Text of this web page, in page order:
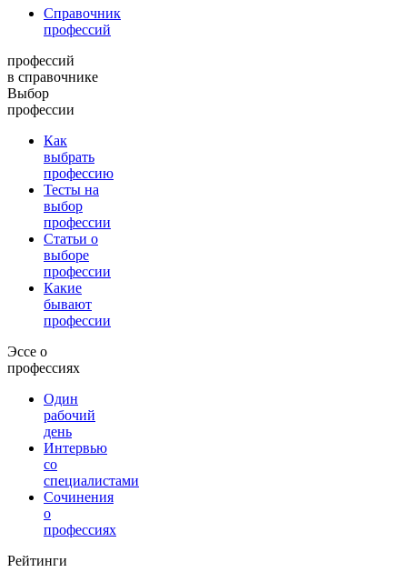
Справочник
профессий
профессий
в справочнике
Выбор
профессии
Как
выбрать
профессию
Тесты на
выбор
профессии
Статьи о
выборе
профессии
Какие
бывают
профессии
Эссе о
профессиях
Один
рабочий
день
Интервью
со
специалистами
Сочинения
о
профессиях
Рейтинги